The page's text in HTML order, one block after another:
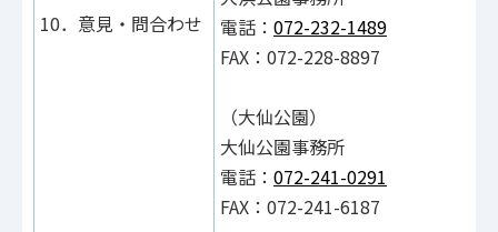
10．意見・問合わせ
電話： 072-232-1489
FAX：072-228-8897
（大仙公園）
大仙公園事務所
電話： 072-241-0291
FAX：072-241-6187